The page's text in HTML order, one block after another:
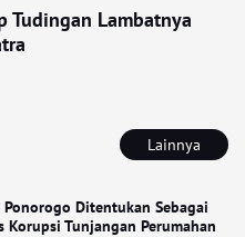
Lainnya
Ponorogo Ditentukan Sebagai
Korupsi Tunjangan Perumahan
Tudingan Lambatnya